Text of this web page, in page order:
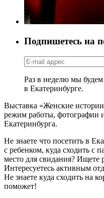
Подпишетесь на
Раз в неделю мы
в Екатеринбурге.
Выставка «Женские
режим работы, фотографии
Екатеринбурга.
Не знаете что посетить в
с ребенком, куда сходить с
место для свидания? Ищете
Интересуетесь активным
Не знаете куда сходить на
поможет!